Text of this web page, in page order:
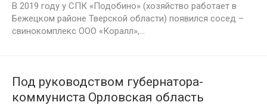
В 2019 году у СПК «Подобино» (хозяйство работает в
Бежецком районе Тверской области) появился сосед –
свинокомплекс ООО «Коралл»,...
Под руководством губернатора-
коммуниста Орловская область